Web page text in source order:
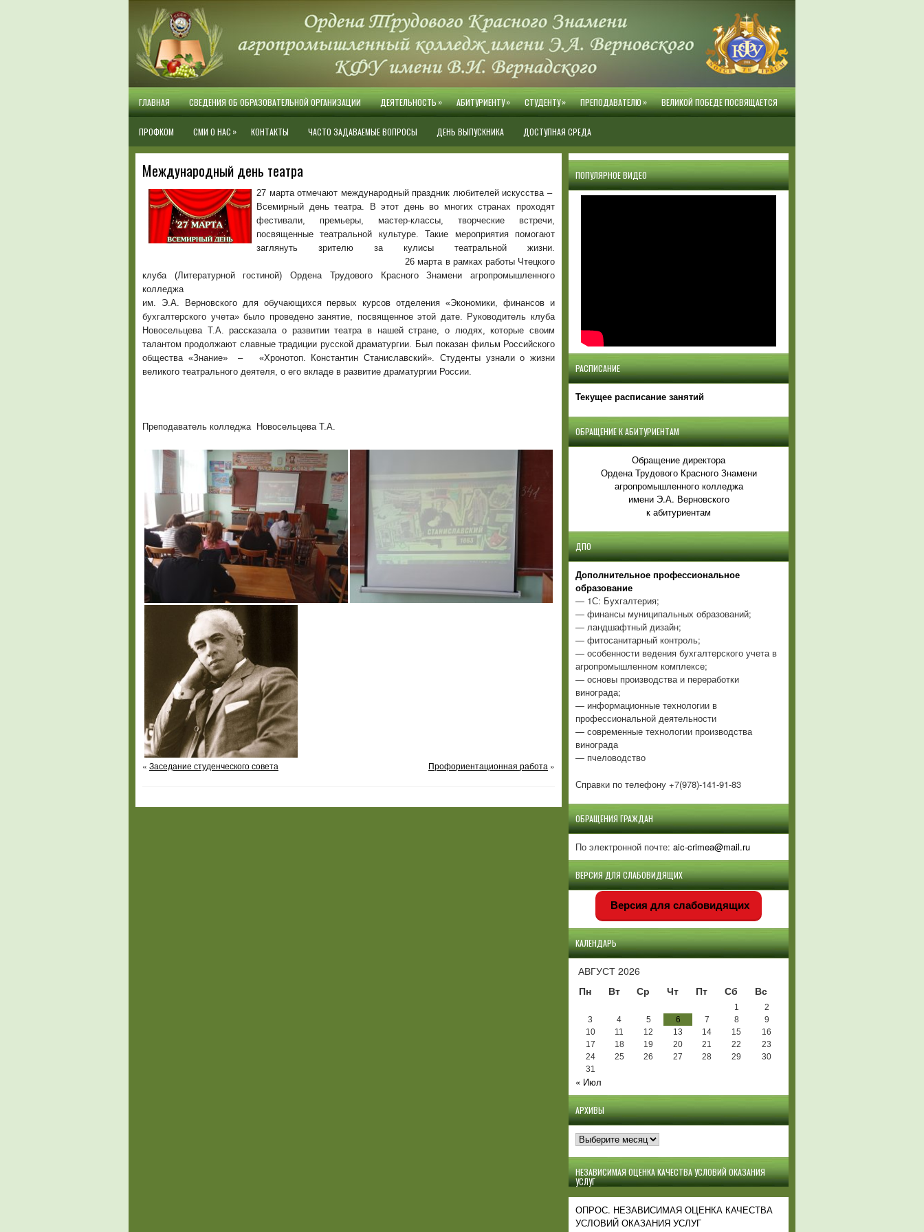
ГЛАВНАЯ СВЕДЕНИЯ ОБ ОБРАЗОВАТЕЛЬНОЙ ОРГАНИЗАЦИИ ДЕЯТЕЛЬНОСТЬ» АБИТУРИЕНТУ» СТУДЕНТУ» ПРЕПОДАВАТЕЛЮ» ВЕЛИКОЙ ПОБЕДЕ ПОСВЯЩАЕТСЯ
ПРОФКОМ СМИ О НАС » КОНТАКТЫ ЧАСТО ЗАДАВАЕМЫЕ ВОПРОСЫ ДЕНЬ ВЫПУСКНИКА ДОСТУПНАЯ СРЕДА
Международный день театра
27 марта отмечают международный праздник любителей искусства –
Всемирный день театра. В этот день во многих странах проходят
фестивали, премьеры, мастер-классы, творческие встречи,
посвященные театральной культуре. Такие мероприятия помогают
заглянуть зрителю за кулисы театральной жизни.
26 марта в рамках работы Чтецкого
клуба (Литературной гостиной) Ордена Трудового Красного Знамени агропромышленного
колледжа
им. Э.А. Верновского для обучающихся первых курсов отделения «Экономики, финансов и
бухгалтерского учета» было проведено занятие, посвященное этой дате. Руководитель клуба
Новосельцева Т.А. рассказала о развитии театра в нашей стране, о людях, которые своим
талантом продолжают славные традиции русской драматургии. Был показан фильм Российского
общества «Знание» – «Хронотоп. Константин Станиславский». Студенты узнали о жизни
великого театрального деятеля, о его вкладе в развитие драматургии России.
Преподаватель колледжа Новосельцева Т.А.
« Заседание студенческого совета Профориентационная работа »
ПОПУЛЯРНОЕ ВИДЕО
РАСПИСАНИЕ
Текущее расписание занятий
ОБРАЩЕНИЕ К АБИТУРИЕНТАМ
Обращение директора
Ордена Трудового Красного Знамени
агропромышленного колледжа
имени Э.А. Верновского
к абитуриентам
ДПО
Дополнительное профессиональное
образование
— 1С: Бухгалтерия;
— финансы муниципальных образований;
— ландшафтный дизайн;
— фитосанитарный контроль;
— особенности ведения бухгалтерского учета в
агропромышленном комплексе;
— основы производства и переработки
винограда;
— информационные технологии в
профессиональной деятельности
— современные технологии производства
винограда
— пчеловодство
Справки по телефону +7(978)-141-91-83
ОБРАЩЕНИЯ ГРАЖДАН
По электронной почте: aic-crimea@mail.ru
ВЕРСИЯ ДЛЯ СЛАБОВИДЯЩИХ
Версия для слабовидящих
КАЛЕНДАРЬ
АВГУСТ 2026
Пн
Вт Ср Чт Пт Сб Вс
1
2
3
4 5 6 7 8
9
10
11 12 13 14 15
16
17
18 19 20 21 22
23
24
25 26 27 28 29
30
31
« Июл
АРХИВЫ
Архивы
НЕЗАВИСИМАЯ ОЦЕНКА КАЧЕСТВА УСЛОВИЙ ОКАЗАНИЯ
УСЛУГ
ОПРОС. НЕЗАВИСИМАЯ ОЦЕНКА КАЧЕСТВА
УСЛОВИЙ ОКАЗАНИЯ УСЛУГ